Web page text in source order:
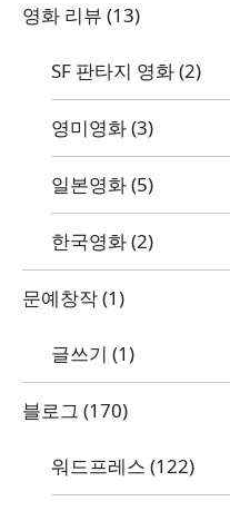
영화 리뷰 (13)
SF 판타지 영화(2)
영미영화(3)
일본영화(5)
한국영화(2)
문예창작(1)
글쓰기 (1)
블로그 (170)
워드프레스 (122)